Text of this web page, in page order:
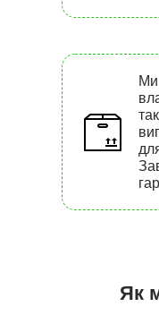
Ми
Як